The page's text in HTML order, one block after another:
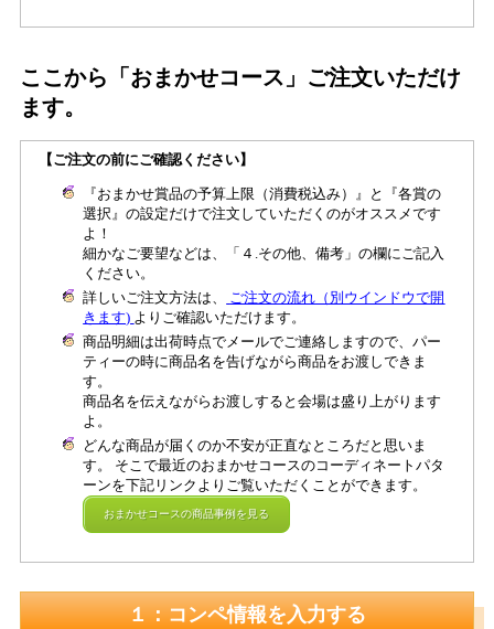
ここから「おまかせコース」ご注文いただけ
ます。
【ご注文の前にご確認ください】
『おまかせ賞品の予算上限（消費税込み）』と『各賞の
選択』の設定だけで注文していただくのがオススメです
よ！
細かなご要望などは、「４.その他、備考」の欄にご記入
ください。
詳しいご注文方法は、
ご注文の流れ（別ウインドウで開
きます) よりご確認いただけます。
商品明細は出荷時点でメールでご連絡しますので、パー
ティーの時に商品名を告げながら商品をお渡しできま
す。
商品名を伝えながらお渡しすると会場は盛り上がります
よ。
どんな商品が届くのか不安が正直なところだと思いま
す。 そこで最近のおまかせコースのコーディネートパタ
ーンを下記リンクよりご覧いただくことができます。
おまかせコースの商品事例を見る
１：コンペ情報を入力する